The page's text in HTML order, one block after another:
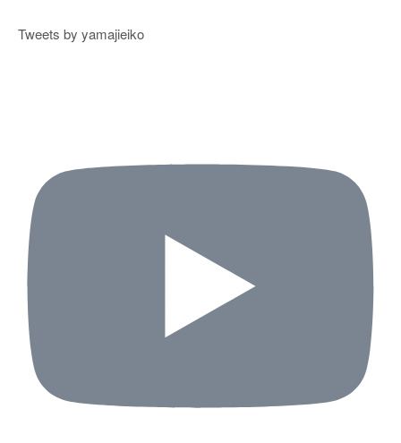
Tweets by yamajieiko